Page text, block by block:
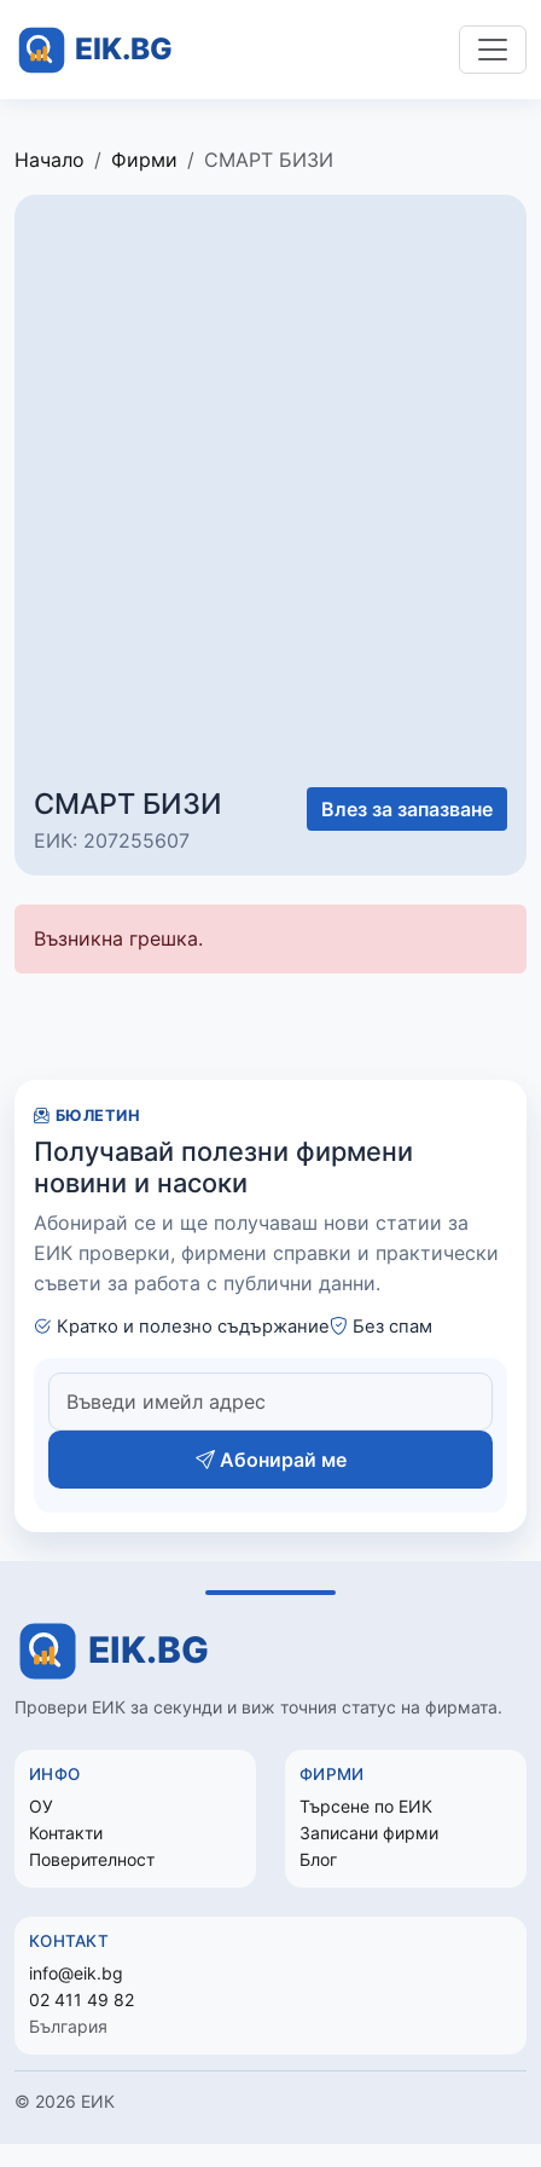
Начало Фирми СМАРТ БИЗИ
СМАРТ БИЗИ
ЕИК: 207255607
Влез за запазване
Възникна грешка.
БЮЛЕТИН
Получавай полезни фирмени
новини и насоки
Абонирай се и ще получаваш нови статии за
ЕИК проверки, фирмени справки и практически
съвети за работа с публични данни.
Кратко и полезно съдържание Без спам
Абонирай ме
Провери ЕИК за секунди и виж точния статус на фирмата.
ИНФО
ОУ
Контакти
Поверителност
ФИРМИ
Търсене по ЕИК
Записани фирми
Блог
КОНТАКТ
info@eik.bg
02 411 49 82
България
© 2026 ЕИК